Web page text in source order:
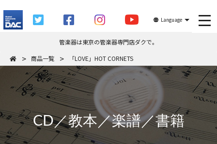
Language
管楽器は東京の管楽器専門店ダクで。
商品一覧
「LOVE」HOT CORNETS
CD／教本／楽譜／書籍